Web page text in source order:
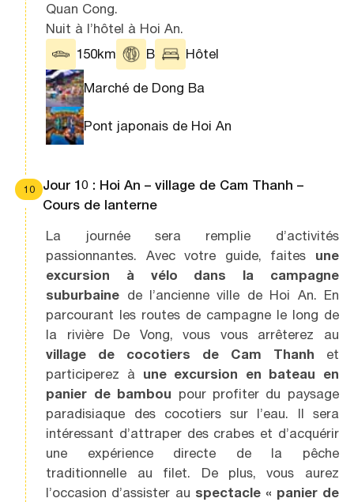
Quan Cong.
Nuit à l’hôtel à Hoi An.
150km
B Hôtel
Marché de Dong Ba
Pont japonais de Hoi An
10
Jour 10 : Hoi An – village de Cam Thanh –
Cours de lanterne
La journée sera remplie d’activités
passionnantes. Avec votre guide, faites une
excursion à vélo dans la campagne
suburbaine de l’ancienne ville de Hoi An. En
parcourant les routes de campagne le long de
la rivière De Vong, vous vous arrêterez au
village de cocotiers de Cam Thanh et
participerez à une excursion en bateau en
panier de bambou pour profiter du paysage
paradisiaque des cocotiers sur l’eau. Il sera
intéressant d’attraper des crabes et d’acquérir
une expérience directe de la pêche
traditionnelle au filet. De plus, vous aurez
l’occasion d’assister au spectacle « panier de